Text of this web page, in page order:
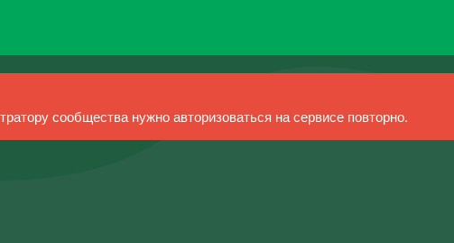
сообщества нужно авторизоваться на сервисе повторно.